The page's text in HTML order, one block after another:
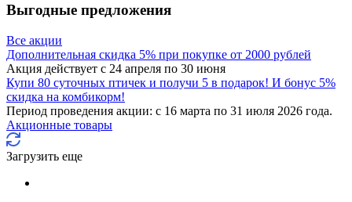
Выгодные предложения
Все акции
Дополнительная скидка 5% при покупке от 2000 рублей
Акция действует с 24 апреля по 30 июня
Купи 80 суточных птичек и получи 5 в подарок! И бонус 5%
скидка на комбикорм!
Период проведения акции: с 16 марта по 31 июля 2026 года.
Акционные товары
Загрузить еще